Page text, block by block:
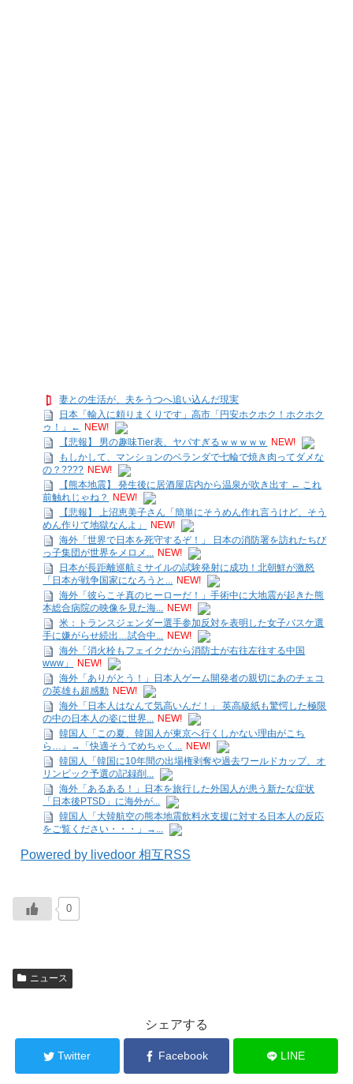
妻との生活が、夫をうつへ追い込んだ現実
日本「輸入に頼りまくりです」高市「円安ホクホク！ホクホク
ゥ！」←
NEW!
【悲報】 男の趣味Tier表、ヤバすぎるｗｗｗｗｗ
NEW!
もしかして、マンションのベランダで七輪で焼き肉ってダメな
の？???? NEW!
【熊本地震】 発生後に居酒屋店内から温泉が吹き出す ← これ
前触れじゃね？
NEW!
【悲報】 上沼恵美子さん「簡単にそうめん作れ言うけど、そう
めん作りて地獄なんよ」
NEW!
海外「世界で日本を死守するぞ！」 日本の消防署を訪れたちび
っ子集団が世界をメロメ... NEW!
日本が長距離巡航ミサイルの試験発射に成功！北朝鮮が激怒
「日本が戦争国家になろうと... NEW!
海外「彼らこそ真のヒーローだ！」手術中に大地震が起きた熊
本総合病院の映像を見た海... NEW!
米：トランスジェンダー選手参加反対を表明した女子バスケ選
手に嫌がらせ続出…試合中... NEW!
海外「消火栓もフェイクだから消防士が右往左往する中国
www」
NEW!
海外「ありがとう！」日本人ゲーム開発者の親切にあのチェコ
の英雄も超感動 NEW!
海外「日本人はなんて気高いんだ！」 英高級紙も驚愕した極限
の中の日本人の姿に世界... NEW!
韓国人「この夏、韓国人が東京へ行くしかない理由がこち
ら…」→「快適そうでめちゃく... NEW!
韓国人「韓国に10年間の出場権剥奪や過去ワールドカップ、オ
リンピック予選の記録削...
海外「あるある！」日本を旅行した外国人が患う新たな症状
「日本後PTSD」に海外が...
韓国人「大韓航空の熊本地震飲料水支援に対する日本人の反応
をご覧ください・・・」→...
Powered by livedoor 相互RSS
0
ニュース
シェアする
Twitter Facebook LINE